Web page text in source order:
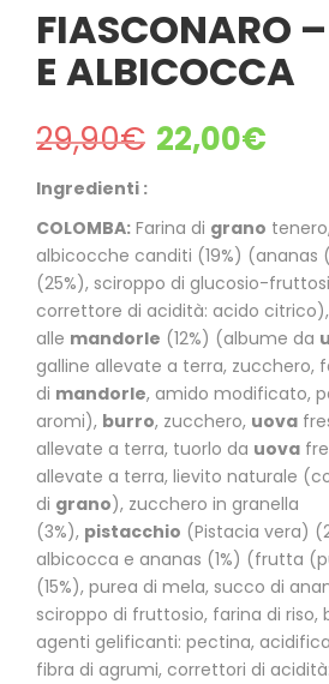
FIASCONARO
E ALBICOCCA
29,90€ 22,00€
Ingredienti :
COLOMBA: Farina di grano
albicocche canditi (19%) (ananas
(25%), sciroppo di glucosio-
correttore di acidità: acido
alle mandorle (12%) (albume da
galline allevate a terra, zucchero,
di mandorle, amido modificato,
aromi), burro, zucchero, uova
allevate a terra, tuorlo da uova
allevate a terra, lievito naturale
di grano), zucchero in granella
(3%), pistacchio (Pistacia vera)
albicocca e ananas (1%) (frutta
(15%), purea di mela, succo di
sciroppo di fruttosio, farina di riso,
agenti gelificanti: pectina,
fibra di agrumi, correttori di